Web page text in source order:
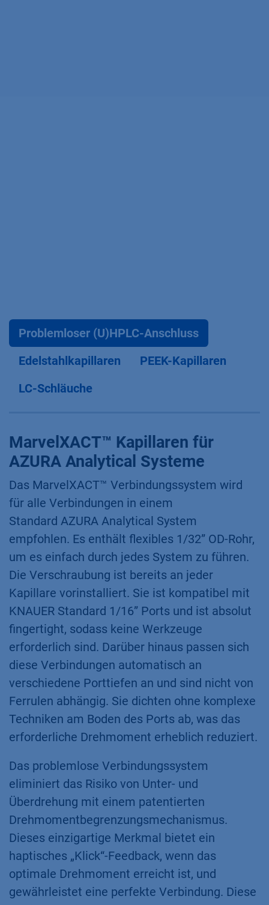
Problemloser (U)HPLC-Anschluss
Edelstahlkapillaren
PEEK-Kapillaren
LC-Schläuche
MarvelXACT™ Kapillaren für
AZURA Analytical Systeme
Das MarvelXACT™ Verbindungssystem wird
für alle Verbindungen in einem
Standard AZURA Analytical System
empfohlen. Es enthält flexibles 1/32” OD-Rohr,
um es einfach durch jedes System zu führen.
Die Verschraubung ist bereits an jeder
Kapillare vorinstalliert. Sie ist kompatibel mit
KNAUER Standard 1/16” Ports und ist absolut
fingertight, sodass keine Werkzeuge
erforderlich sind. Darüber hinaus passen sich
diese Verbindungen automatisch an
verschiedene Porttiefen an und sind nicht von
Ferrulen abhängig. Sie dichten ohne komplexe
Techniken am Boden des Ports ab, was das
erforderliche Drehmoment erheblich reduziert.
Das problemlose Verbindungssystem
eliminiert das Risiko von Unter- und
Überdrehung mit einem patentierten
Drehmomentbegrenzungsmechanismus.
Dieses einzigartige Merkmal bietet ein
haptisches „Klick“-Feedback, wenn das
optimale Drehmoment erreicht ist, und
gewährleistet eine perfekte Verbindung. Diese